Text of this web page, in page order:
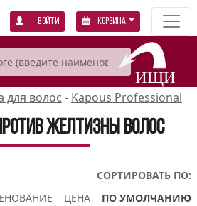
Войти Корзина
для волос - Kapous Professional
желтизны волос
СОРТИРОВАТЬ ПО:
ЦЕНА ПО УМОЛЧАНИЮ